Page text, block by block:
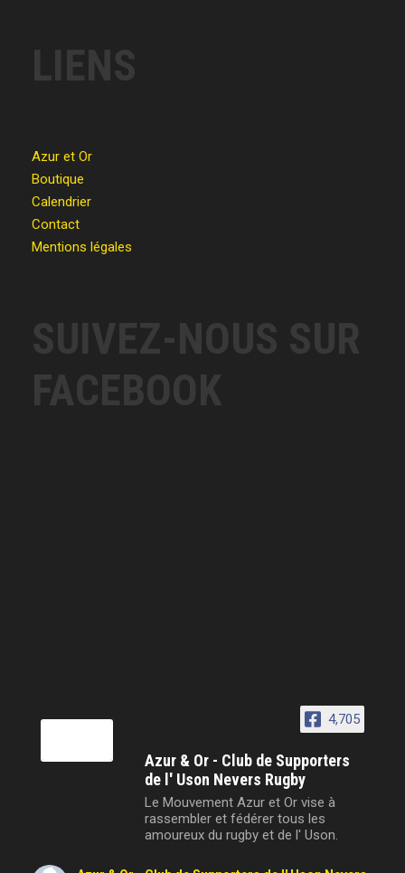
LIENS
Azur et Or
Boutique
Calendrier
Contact
Mentions légales
SUIVEZ-NOUS SUR
FACEBOOK
4,705
Azur & Or - Club de Supporters
de l' Uson Nevers Rugby
Le Mouvement Azur et Or vise à
rassembler et fédérer tous les
amoureux du rugby et de l' Uson.